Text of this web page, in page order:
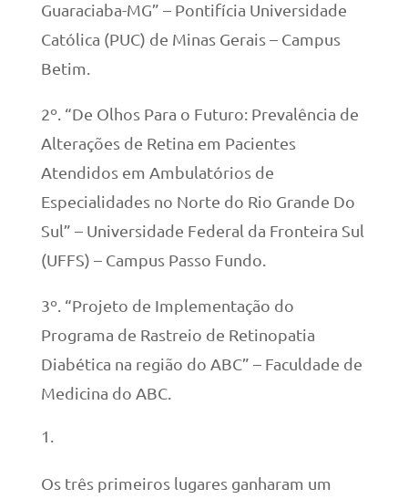
Guaraciaba-MG” – Pontifícia Universidade
Católica (PUC) de Minas Gerais – Campus
Betim.
2º. “De Olhos Para o Futuro: Prevalência de
Alterações de Retina em Pacientes
Atendidos em Ambulatórios de
Especialidades no Norte do Rio Grande Do
Sul” – Universidade Federal da Fronteira Sul
(UFFS) – Campus Passo Fundo.
3º. “Projeto de Implementação do
Programa de Rastreio de Retinopatia
Diabética na região do ABC” – Faculdade de
Medicina do ABC.
Os três primeiros lugares ganharam um